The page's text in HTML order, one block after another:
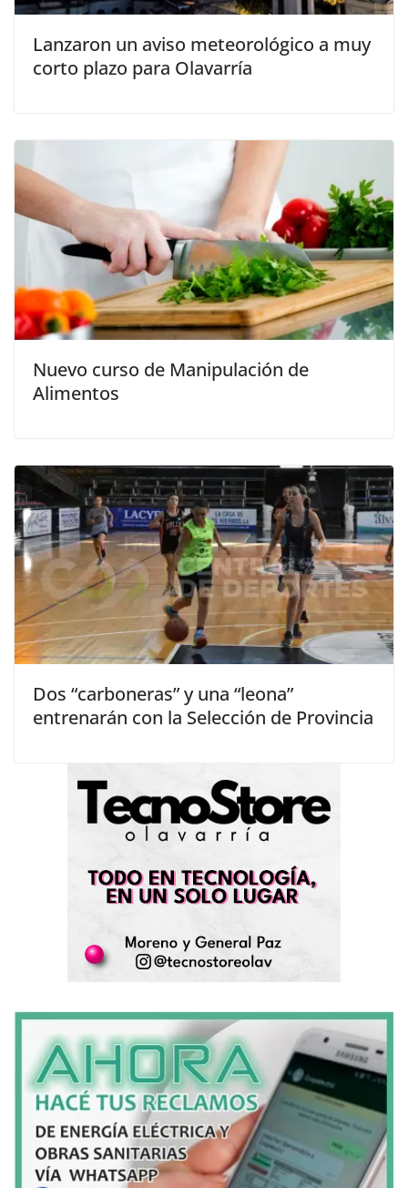
Lanzaron un aviso meteorológico a muy
corto plazo para Olavarría
Nuevo curso de Manipulación de
Alimentos
Dos “carboneras” y una “leona”
entrenarán con la Selección de Provincia